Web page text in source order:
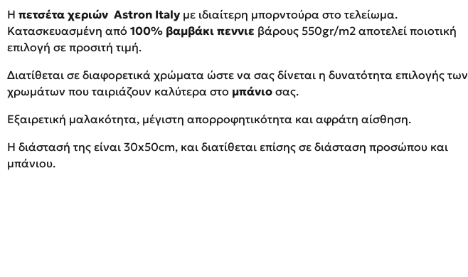
Η πετσέτα χεριών Αstron Italy με ιδιαίτερη μπορντούρα στο τελείωμα.
Κατασκευασμένη από 100% βαμβάκι πεννιε βάρους 550gr/m2 αποτελεί ποιοτική
επιλογή σε προσιτή τιμή.
Διατίθεται σε διαφορετικά χρώματα ώστε να σας δίνεται η δυνατότητα επιλογής των
χρωμάτων που ταιριάζουν καλύτερα στο μπάνιο σας.
Εξαιρετική μαλακότητα, μέγιστη απορροφητικότητα και αφράτη αίσθηση.
Η διάστασή της είναι 30x50cm, και διατίθεται επίσης σε διάσταση προσώπου και
μπάνιου.